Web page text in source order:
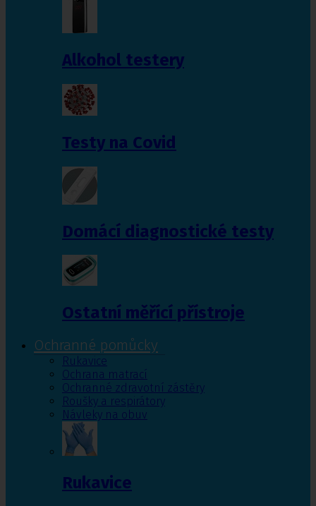
Alkohol testery
Testy na Covid
Domácí diagnostické testy
Ostatní měřící přístroje
Ochranné pomůcky
Rukavice
Ochrana matrací
Ochranné zdravotní zástěry
Roušky a respirátory
Návleky na obuv
Rukavice